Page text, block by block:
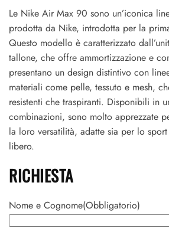
Le Nike Air Max 90 sono un’iconica
prodotta da Nike, introdotta per la
Questo modello è caratterizzato
tallone, che offre ammortizzazione e
presentano un design distintivo con
materiali come pelle, tessuto e mesh,
resistenti che traspiranti. Disponibili in
combinazioni, sono molto apprezzate
la loro versatilità, adatte sia per lo
libero.
RICHIESTA
Nome e Cognome(Obbligatorio)